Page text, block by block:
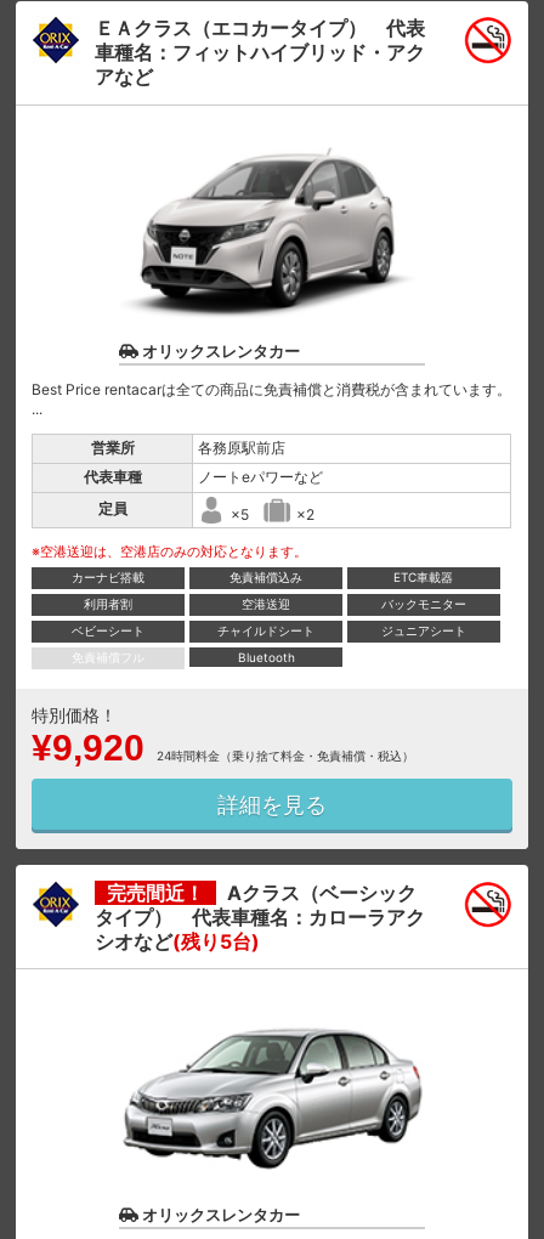
ＥＡクラス（エコカータイプ） 代表
車種名：フィットハイブリッド・アク
アなど
オリックスレンタカー
Best Price rentacarは全ての商品に免責補償と消費税が含まれています。
...
営業所
各務原駅前店
代表車種
ノートeパワーなど
定員
×5 ×2
※空港送迎は、空港店のみの対応となります。
カーナビ搭載 免責補償込み
ETC車載器
利用者割
空港送迎
バックモニター
ベビーシート
チャイルドシート
ジュニアシート
免責補償フル
Bluetooth
特別価格！
¥9,920 24時間料金（乗り捨て料金・免責補償・税込）
詳細を見る
完売間近！
Aクラス（ベーシック
タイプ） 代表車種名：カローラアク
シオなど(残り5台)
オリックスレンタカー